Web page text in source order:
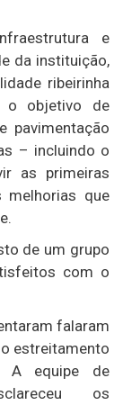
e
da instituição,
ribeirinha
o objetivo de
pavimentação
– incluindo o
as primeiras
melhorias que
de um grupo
com o
falaram
estreitamento
A equipe de
os